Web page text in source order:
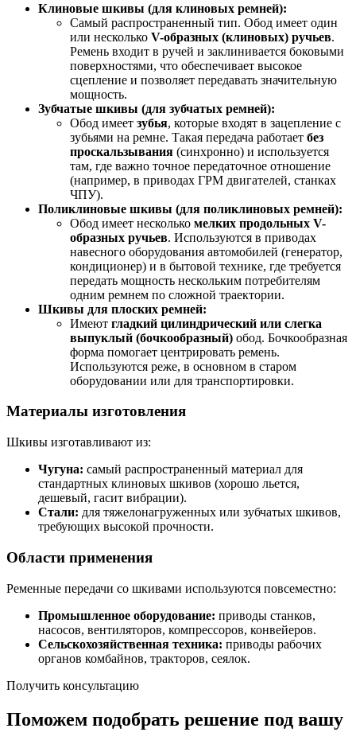
Клиновые шкивы (для клиновых ремней):
Самый распространенный тип. Обод имеет один
или несколько V-образных (клиновых) ручьев.
Ремень входит в ручей и заклинивается боковыми
поверхностями, что обеспечивает высокое
сцепление и позволяет передавать значительную
мощность.
Зубчатые шкивы (для зубчатых ремней):
Обод имеет зубья, которые входят в зацепление с
зубьями на ремне. Такая передача работает без
проскальзывания (синхронно) и используется
там, где важно точное передаточное отношение
(например, в приводах ГРМ двигателей, станках
ЧПУ).
Поликлиновые шкивы (для поликлиновых ремней):
Обод имеет несколько мелких продольных V-
образных ручьев. Используются в приводах
навесного оборудования автомобилей (генератор,
кондиционер) и в бытовой технике, где требуется
передать мощность нескольким потребителям
одним ремнем по сложной траектории.
Шкивы для плоских ремней:
Имеют гладкий цилиндрический или слегка
выпуклый (бочкообразный) обод. Бочкообразная
форма помогает центрировать ремень.
Используются реже, в основном в старом
оборудовании или для транспортировки.
Материалы изготовления
Шкивы изготавливают из:
Чугуна: самый распространенный материал для
стандартных клиновых шкивов (хорошо льется,
дешевый, гасит вибрации).
Стали: для тяжелонагруженных или зубчатых шкивов,
требующих высокой прочности.
Области применения
Ременные передачи со шкивами используются повсеместно:
Промышленное оборудование: приводы станков,
насосов, вентиляторов, компрессоров, конвейеров.
Сельскохозяйственная техника: приводы рабочих
органов комбайнов, тракторов, сеялок.
Получить консультацию
Поможем подобрать решение под вашу